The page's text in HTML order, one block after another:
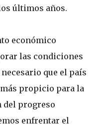
últimos años.
económico
las condiciones
que el país
propicio para la
del progreso
enfrentar el